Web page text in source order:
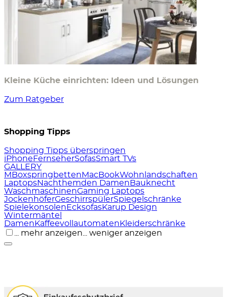
Kleine Küche einrichten: Ideen und Lösungen
Zum Ratgeber
Shopping Tipps
Shopping Tipps überspringen
iPhone FernseherSofasSmart TVs
GALLERY
M Boxspringbetten MacBookWohnlandschaften
LaptopsNachthemden Damen Bauknecht
WaschmaschinenGaming Laptops
JockenhöferGeschirrspülerSpiegelschränke
Spielekonsolen EcksofasKarup Design
Wintermäntel
Damen Kaffeevollautomaten Kleiderschränke
... mehr anzeigen... weniger anzeigen